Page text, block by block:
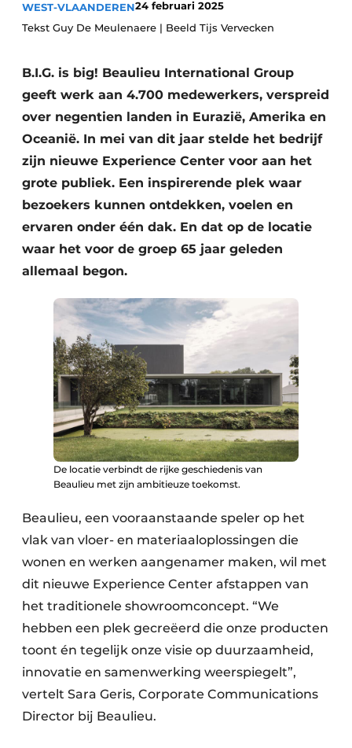
Video’s
Aanmelden
Bedrijven
Contact
Akoestiek
Beton & Staalbouw
Brandveiligheid
BIM
Evenementen
Houtbouw
Interieurarchitectuur
Keukens
Renovatie
Software
Toegangscontrole
Zonwering
WEST-VLAANDEREN24 februari 2025
Tekst Guy De Meulenaere | Beeld Tijs Vervecken
B.I.G. is big! Beaulieu International Group
geeft werk aan 4.700 medewerkers, verspreid
over negentien landen in Eurazië, Amerika en
Oceanië. In mei van dit jaar stelde het bedrijf
zijn nieuwe Experience Center voor aan het
grote publiek. Een inspirerende plek waar
bezoekers kunnen ontdekken, voelen en
ervaren onder één dak. En dat op de locatie
waar het voor de groep 65 jaar geleden
allemaal begon.
De locatie verbindt de rijke geschiedenis van
Beaulieu met zijn ambitieuze toekomst.
Beaulieu, een vooraanstaande speler op het
vlak van vloer- en materiaaloplossingen die
wonen en werken aangenamer maken, wil met
dit nieuwe Experience Center afstappen van
het traditionele showroomconcept. “We
hebben een plek gecreëerd die onze producten
toont én tegelijk onze visie op duurzaamheid,
innovatie en samenwerking weerspiegelt”,
vertelt Sara Geris, Corporate Communications
Director bij Beaulieu.